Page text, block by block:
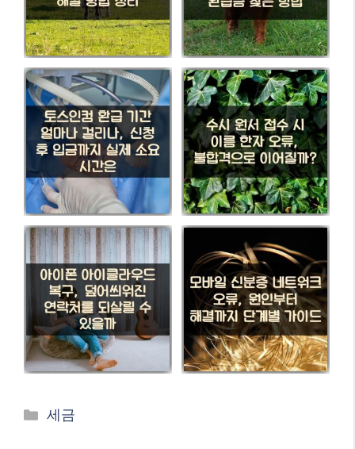
카
세금